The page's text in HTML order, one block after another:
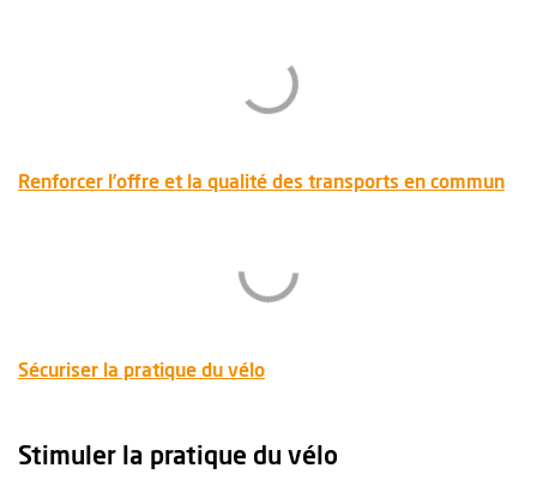
Renforcer l’offre et la qualité des transports en commun,
Sécuriser la pratique du vélo, Ouvre une nouvelle fenêtre
Stimuler la pratique du vélo